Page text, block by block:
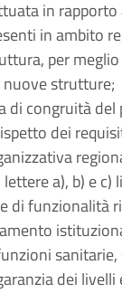
in rapporto
in ambito
per
strutture;
di congruità
dei
lettere a), b) e
di funzionalità
dei